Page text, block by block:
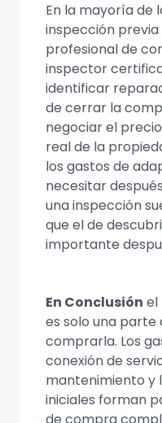
En la mayoría de
inspección
profesional de
inspector
identificar
de cerrar la
negociar el
real de la
los gastos de
necesitar
una inspección
que el de
importante
En Conclusión el
es solo una parte
comprarla. Los
conexión de
mantenimiento y
iniciales forman